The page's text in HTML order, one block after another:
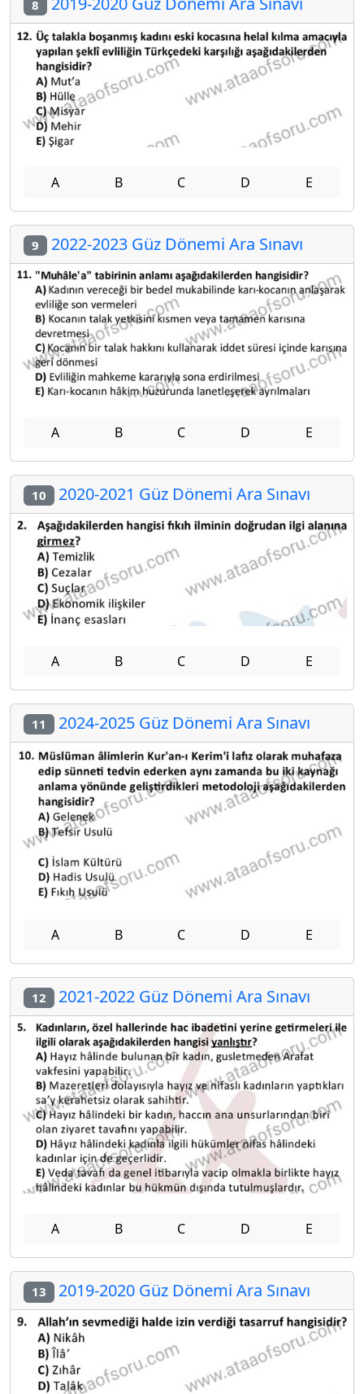
8
A B C D E
9 2022-2023 Güz Dönemi Ara Sınavı
A B C D E
10 2020-2021 Güz Dönemi Ara Sınavı
A B C D E
11 2024-2025 Güz Dönemi Ara Sınavı
A B C D E
12 2021-2022 Güz Dönemi Ara Sınavı
A B C D E
13 2019-2020 Güz Dönemi Ara Sınavı